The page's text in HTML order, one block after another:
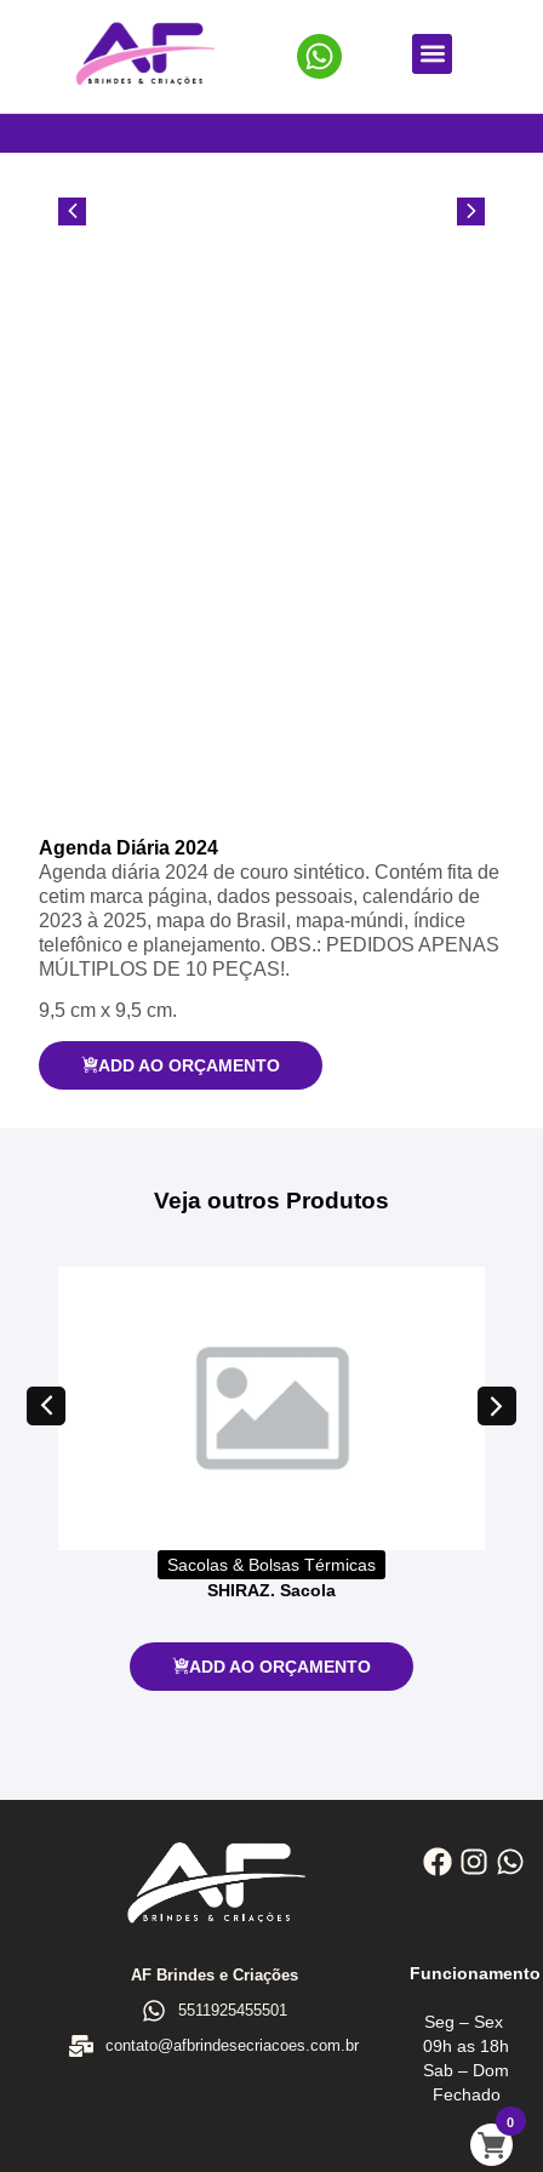
Agenda Diária 2024
Agenda diária 2024 de couro sintético. Contém fita de
cetim marca página, dados pessoais, calendário de
2023 à 2025, mapa do Brasil, mapa-múndi, índice
telefônico e planejamento. OBS.: PEDIDOS APENAS
MÚLTIPLOS DE 10 PEÇAS!.
9,5 cm x 9,5 cm.
ADD AO ORÇAMENTO
Veja outros Produtos
Sacolas & Bolsas Térmicas
SHIRAZ. Sacola
ADD AO ORÇAMENTO
AF Brindes e Criações
5511925455501
contato@afbrindesecriacoes.com.br
Funcionamento
Seg – Sex
09h as 18h
Sab – Dom
Fechado
0